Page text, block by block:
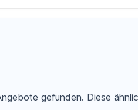
gefunden. Diese